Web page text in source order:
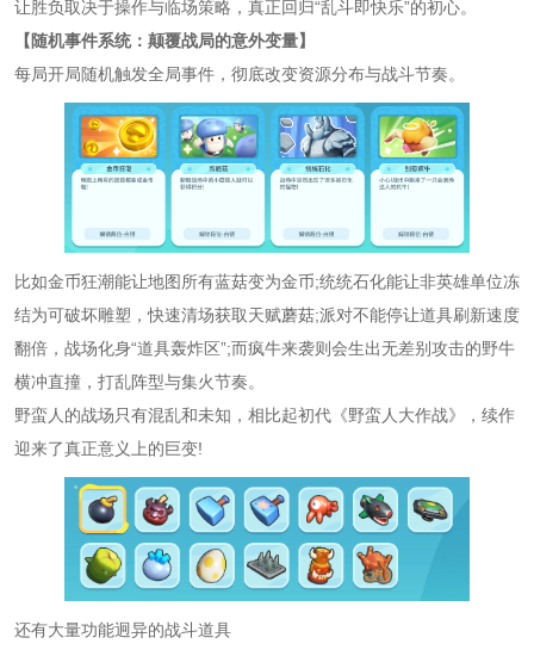
让胜负取决于操作与临场策略，真正回归“乱斗即快乐”的初心。
【随机事件系统：颠覆战局的意外变量】
每局开局随机触发全局事件，彻底改变资源分布与战斗节奏。
比如金币狂潮能让地图所有蓝菇变为金币;统统石化能让非英雄单位冻
结为可破坏雕塑，快速清场获取天赋蘑菇;派对不能停让道具刷新速度
翻倍，战场化身“道具轰炸区”;而疯牛来袭则会生出无差别攻击的野牛
横冲直撞，打乱阵型与集火节奏。
野蛮人的战场只有混乱和未知，相比起初代《野蛮人大作战》，续作
迎来了真正意义上的巨变!
还有大量功能迥异的战斗道具